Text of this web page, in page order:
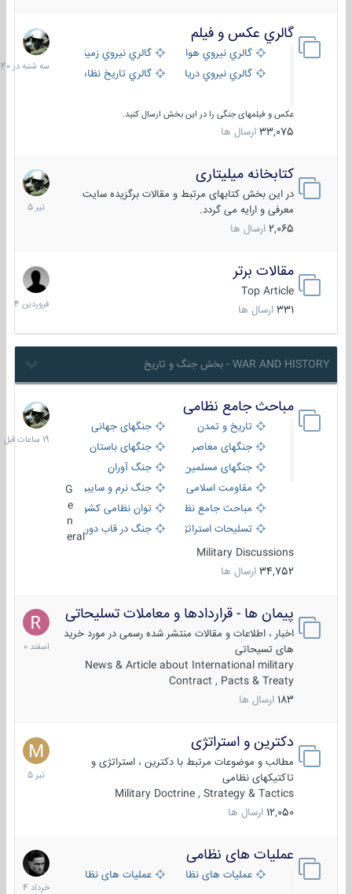
گالري عكس و فيلم
گالري نيروي هوايي
گالري نيروي زميني
گالري نيروي دريايي
گالري تاریخ نظامی
عکس و فیلمهای جنگی را در این بخش ارسال کنید.
33,075 ارسال ها
سه
شنبه
در
کتابخانه میلیتاری
در این بخش کتابهای مرتبط و مقالات برگزیده سایت
معرفی و ارایه می گردد.
2,065 ارسال ها
16
تیر
1405
مقالات برتر
Top Article
331 ارسال ها
29
فروردین
1404
WAR AND HISTORY - بخش جنگ و تاریخ
مباحث جامع نظامی
تاریخ و تمدن
جنگهای جهانی
جنگهای معاصر
جنگهای باستان
جنگهای مسلمین
جنگ آوران
مقاومت اسلامی
جنگ نرم و سایبری
مباحث جامع نظامی
توان نظامی کشورها
تسلیحات استراتژیک
جنگ در قاب دوربین
eral
Military Discussions
34,752 ارسال ها
19
ساعات
قبل
پیمان ها - قراردادها و معاملات تسلیحاتی
اخبار ، اطلاعات و مقالات منتشر شده رسمی در مورد خرید
های تسیحاتی
News & Article about International military
Contract , Pacts & Treaty
183 ارسال ها
7
اسفند
1400
دکترین و استراتژی
مطالب و موضوعات مرتبط با دکترین ، استراتژی و
تاکتیکهای نظامی
Military Doctrine , Strategy & Tactics
12,050 ارسال ها
27
تیر
1405
عملیات های نظامی
عملیات های نظامی ایرانعملیات های نظامی خارجی
5
خرداد
1404